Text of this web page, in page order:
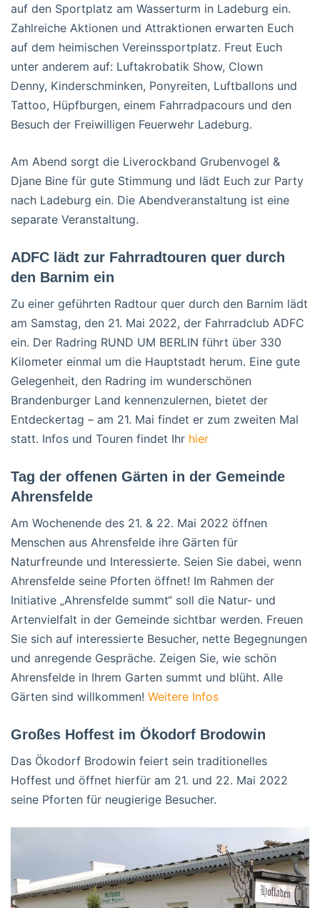
auf den Sportplatz am Wasserturm in Ladeburg ein.
Zahlreiche Aktionen und Attraktionen erwarten Euch
auf dem heimischen Vereinssportplatz. Freut Euch
unter anderem auf: Luftakrobatik Show, Clown
Denny, Kinderschminken, Ponyreiten, Luftballons und
Tattoo, Hüpfburgen, einem Fahrradpacours und den
Besuch der Freiwilligen Feuerwehr Ladeburg.
Am Abend sorgt die Liverockband Grubenvogel &
Djane Bine für gute Stimmung und lädt Euch zur Party
nach Ladeburg ein. Die Abendveranstaltung ist eine
separate Veranstaltung.
ADFC lädt zur Fahrradtouren quer durch
den Barnim ein
Zu einer geführten Radtour quer durch den Barnim lädt
am Samstag, den 21. Mai 2022, der Fahrradclub ADFC
ein. Der Radring RUND UM BERLIN führt über 330
Kilometer einmal um die Hauptstadt herum. Eine gute
Gelegenheit, den Radring im wunderschönen
Brandenburger Land kennenzulernen, bietet der
Entdeckertag – am 21. Mai findet er zum zweiten Mal
statt. Infos und Touren findet Ihr hier
Tag der offenen Gärten in der Gemeinde
Ahrensfelde
Am Wochenende des 21. & 22. Mai 2022 öffnen
Menschen aus Ahrensfelde ihre Gärten für
Naturfreunde und Interessierte. Seien Sie dabei, wenn
Ahrensfelde seine Pforten öffnet! Im Rahmen der
Initiative „Ahrensfelde summt“ soll die Natur- und
Artenvielfalt in der Gemeinde sichtbar werden. Freuen
Sie sich auf interessierte Besucher, nette Begegnungen
und anregende Gespräche. Zeigen Sie, wie schön
Ahrensfelde in Ihrem Garten summt und blüht. Alle
Gärten sind willkommen! Weitere Infos
Großes Hoffest im Ökodorf Brodowin
Das Ökodorf Brodowin feiert sein traditionelles
Hoffest und öffnet hierfür am 21. und 22. Mai 2022
seine Pforten für neugierige Besucher.